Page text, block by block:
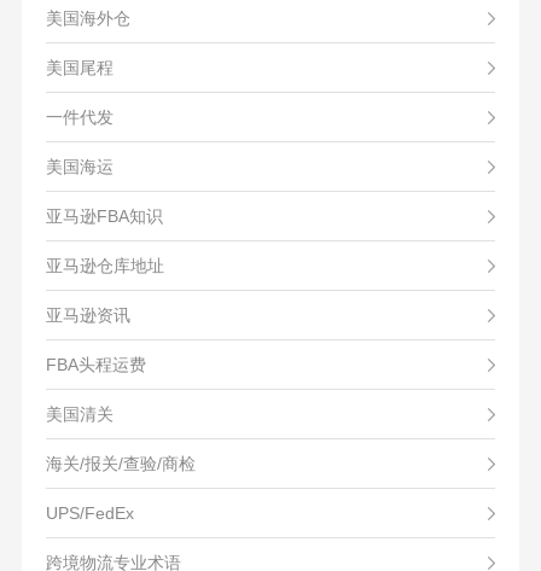
美国海外仓
美国尾程
一件代发
美国海运
亚马逊FBA知识
亚马逊仓库地址
亚马逊资讯
FBA头程运费
美国清关
海关/报关/查验/商检
UPS/FedEx
跨境物流专业术语